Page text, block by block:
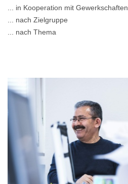
... in Kooperation mit Gewerkschaften
... nach Zielgruppe
... nach Thema